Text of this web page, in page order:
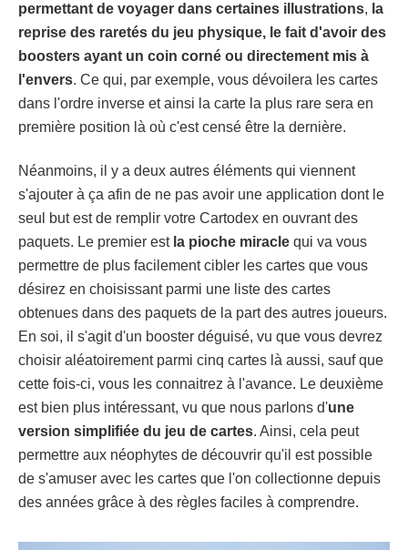
permettant de voyager dans certaines illustrations, la
reprise des raretés du jeu physique, le fait d'avoir des
boosters ayant un coin corné ou directement mis à
l'envers. Ce qui, par exemple, vous dévoilera les cartes
dans l'ordre inverse et ainsi la carte la plus rare sera en
première position là où c'est censé être la dernière.
Néanmoins, il y a deux autres éléments qui viennent
s'ajouter à ça afin de ne pas avoir une application dont le
seul but est de remplir votre Cartodex en ouvrant des
paquets. Le premier estla pioche miracle qui va vous
permettre de plus facilement cibler les cartes que vous
désirez en choisissant parmi une liste des cartes
obtenues dans des paquets de la part des autres joueurs.
En soi, il s'agit d'un booster déguisé, vu que vous devrez
choisir aléatoirement parmi cinq cartes là aussi, sauf que
cette fois-ci, vous les connaitrez à l'avance. Le deuxième
est bien plus intéressant, vu que nous parlons d'une
version simplifiée du jeu de cartes. Ainsi, cela peut
permettre aux néophytes de découvrir qu'il est possible
de s'amuser avec les cartes que l'on collectionne depuis
des années grâce à des règles faciles à comprendre.